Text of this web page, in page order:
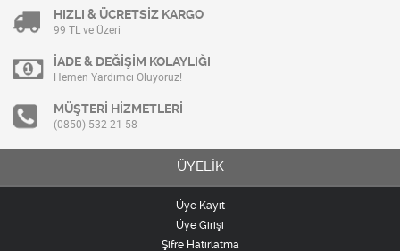
HIZLI & ÜCRETSİZ KARGO
99 TL ve Üzeri
İADE & DEĞİŞİM KOLAYLIĞI
Hemen Yardımcı Oluyoruz!
MÜŞTERİ HİZMETLERİ
(0850) 532 21 58
ÜYELİK
Üye Kayıt
Üye Girişi
Şifre Hatırlatma